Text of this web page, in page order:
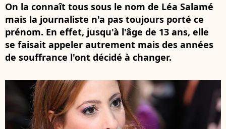
On la connaît tous sous le nom de Léa Salamé
mais la journaliste n'a pas toujours porté ce
prénom. En effet, jusqu'à l'âge de 13 ans, elle
se faisait appeler autrement mais des années
de souffrance l'ont décidé à changer.